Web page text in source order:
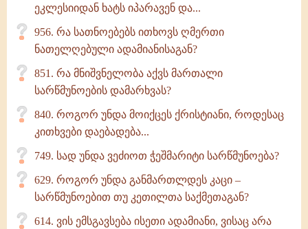
ეკლესიიდან ხატს იპარავენ და...
956. რა სათნოებებს ითხოვს ღმერთი
ნათელღებული ადამიანისაგან?
851. რა მნიშვნელობა აქვს მართალი
სარწმუნოების დამარხვას?
840. როგორ უნდა მოიქცეს ქრისტიანი, როდესაც
კითხვები დაებადება...
749. სად უნდა ვეძიოთ ჭეშმარიტი სარწმუნოება?
629. როგორ უნდა განმართლდეს კაცი –
სარწმუნოებით თუ კეთილთა საქმეთაგან?
614. ვის ემსგავსება ისეთი ადამიანი, ვისაც არა